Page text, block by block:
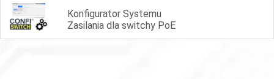
Konfigurator Systemu
Zasilania dla switchy PoE